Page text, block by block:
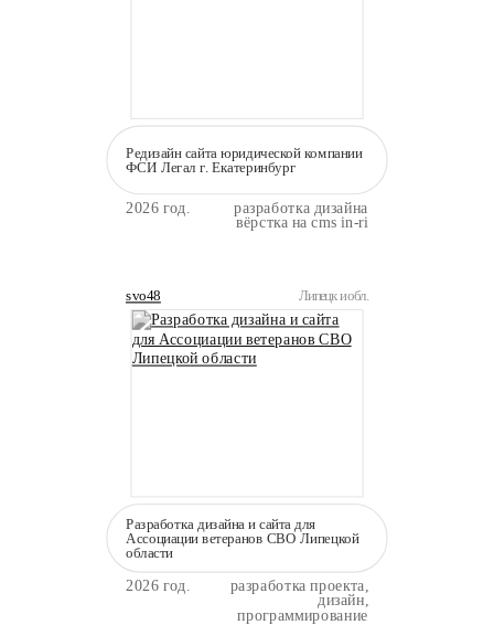
Редизайн сайта юридической компании
ФСИ Легал г. Екатеринбург
2026 год. разработка дизайна
вёрстка на cms in-ri
svo48 Липецк и обл.
Разработка дизайна и сайта для
Ассоциации ветеранов СВО Липецкой
области
2026 год. разработка проекта,
дизайн,
программирование